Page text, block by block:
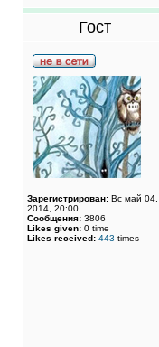
Гост
Зарегистрирован: Вс май 04,
2014, 20:00
Сообщения: 3806
Likes given: 0 time
Likes received: 443 times